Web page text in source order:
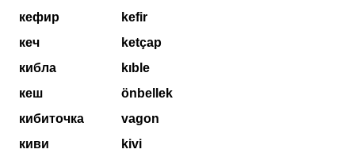
кефир
кеч
кибла
кеш
кибиточка
киви
kefir
ketçap
kıble
önbellek
vagon
kivi